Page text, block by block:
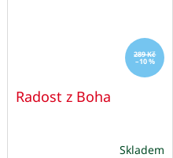
289 Kč
–10 %
Radost z Boha
Skladem